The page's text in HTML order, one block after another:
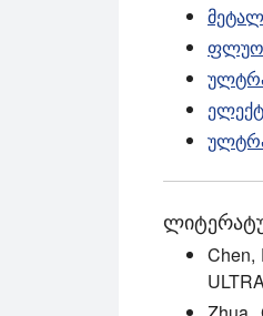
Chen,